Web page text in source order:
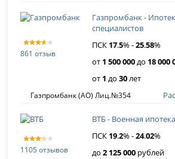
861 отзыв
Газпромбанк -
специалистов
ПСК 17.5% -25.58%
от 1 500 000до 18 000
от 1 до30лет
Газпромбанк (АО) Лиц.№354
1105 отзывов
ВТБ - Военная ипотека
ПСК 19.2% -24.02%
до2 125 000 рублей